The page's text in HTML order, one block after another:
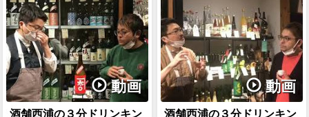
動画
酒舗西浦の３分ドリンキン
動画
酒舗西浦の３分ドリンキン